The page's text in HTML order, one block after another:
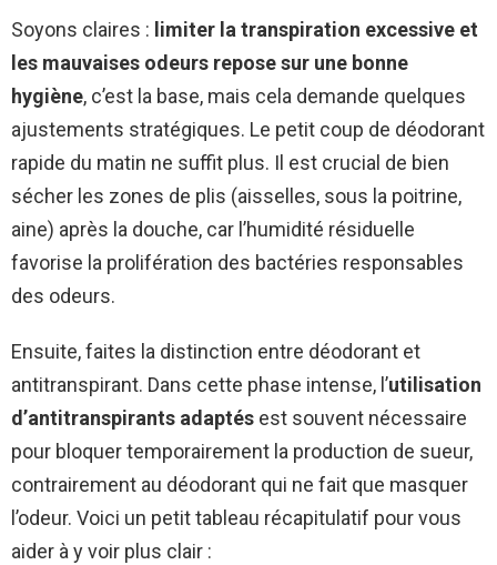
Soyons claires : limiter la transpiration excessive et
les mauvaises odeurs repose sur une bonne
hygiène, c’est la base, mais cela demande quelques
ajustements stratégiques. Le petit coup de déodorant
rapide du matin ne suffit plus. Il est crucial de bien
sécher les zones de plis (aisselles, sous la poitrine,
aine) après la douche, car l’humidité résiduelle
favorise la prolifération des bactéries responsables
des odeurs.
Ensuite, faites la distinction entre déodorant et
antitranspirant. Dans cette phase intense, l’utilisation
d’antitranspirants adaptés est souvent nécessaire
pour bloquer temporairement la production de sueur,
contrairement au déodorant qui ne fait que masquer
l’odeur. Voici un petit tableau récapitulatif pour vous
aider à y voir plus clair :